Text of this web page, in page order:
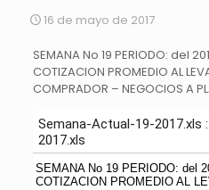
16 de mayo de 2017
SEMANA No 19 PERIODO: del
COTIZACION PROMEDIO AL
COMPRADOR – NEGOCIOS A